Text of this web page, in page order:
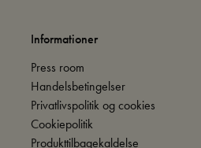
Informationer
Press room
Handelsbetingelser
Privatlivspolitik og cookies
Cookiepolitik
Produkttilbagekaldelse